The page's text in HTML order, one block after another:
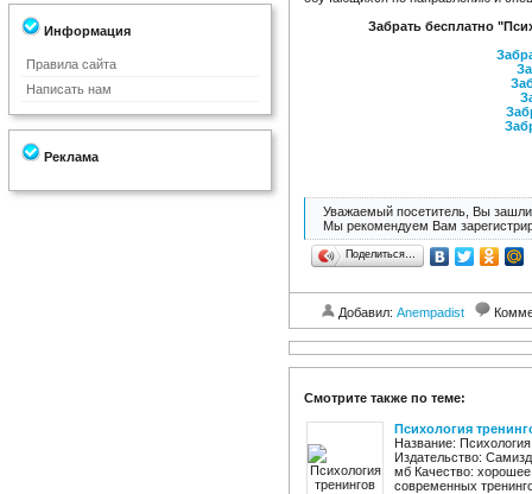
Информация
Правила сайта
Написать нам
Реклама
Забрать бесплатно
Уважаемый посетитель, Вы зашли
Мы рекомендуем Вам
Поделиться…
Добавил: Anempadist
Смотрите также по теме:
Психология
Название:
Издательство:
мб Качество:
современных